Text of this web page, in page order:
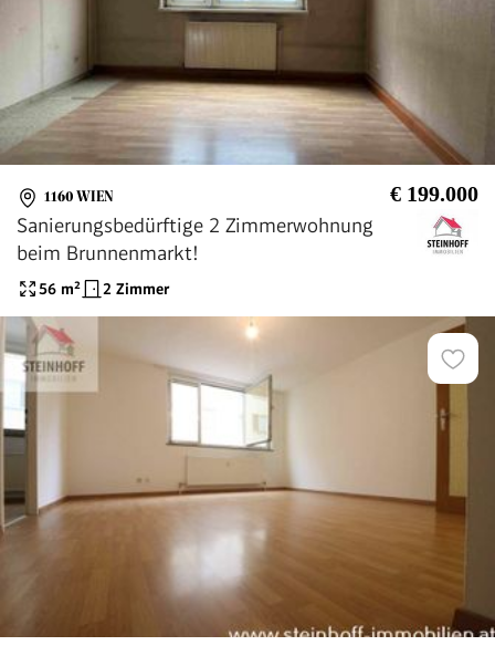
1160 WIEN € 199.000
Sanierungsbedürftige 2 Zimmerwohnung
beim Brunnenmarkt!
56 m² 2 Zimmer